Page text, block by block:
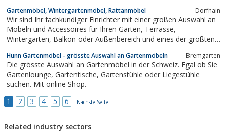
für den Hotelbedarf. Ebenso Kunstoffmöbel als
Gastronomieeinrichtung. Wir sind Ihr...
Gartenmöbel, Wintergartenmöbel, Rattanmöbel Dorfhain
Wir sind Ihr fachkundiger Einrichter mit einer großen Auswahl an
Möbeln und Accessoires für Ihren Garten, Terrasse,
Wintergarten, Balkon oder Außenbereich und eines der größten
Angebot präsentieren wir auf einer Fläche von mehr als 1500m²
und 3 Etagen.
Hunn Gartenmöbel - grösste Auswahl an Gartenmöbeln Bremgarten
Die grösste Auswahl an Gartenmöbel in der Schweiz. Egal ob Sie
Gartenlounge, Gartentische, Gartenstühle oder Liegestühle
suchen. Mit online Shop.
1
2 3 4 5 6 Nächste Seite
Related industry sectors